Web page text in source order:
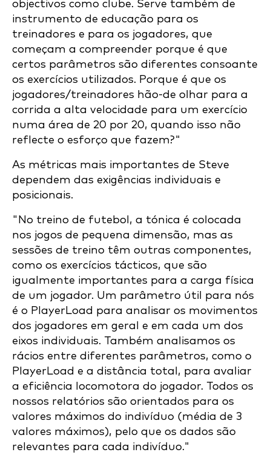
objectivos como clube. Serve também de
instrumento de educação para os
treinadores e para os jogadores, que
começam a compreender porque é que
certos parâmetros são diferentes consoante
os exercícios utilizados. Porque é que os
jogadores/treinadores hão-de olhar para a
corrida a alta velocidade para um exercício
numa área de 20 por 20, quando isso não
reflecte o esforço que fazem?"
As métricas mais importantes de Steve
dependem das exigências individuais e
posicionais.
"No treino de futebol, a tónica é colocada
nos jogos de pequena dimensão, mas as
sessões de treino têm outras componentes,
como os exercícios tácticos, que são
igualmente importantes para a carga física
de um jogador. Um parâmetro útil para nós
é o PlayerLoad para analisar os movimentos
dos jogadores em geral e em cada um dos
eixos individuais. Também analisamos os
rácios entre diferentes parâmetros, como o
PlayerLoad e a distância total, para avaliar
a eficiência locomotora do jogador. Todos os
nossos relatórios são orientados para os
valores máximos do indivíduo (média de 3
valores máximos), pelo que os dados são
relevantes para cada indivíduo."